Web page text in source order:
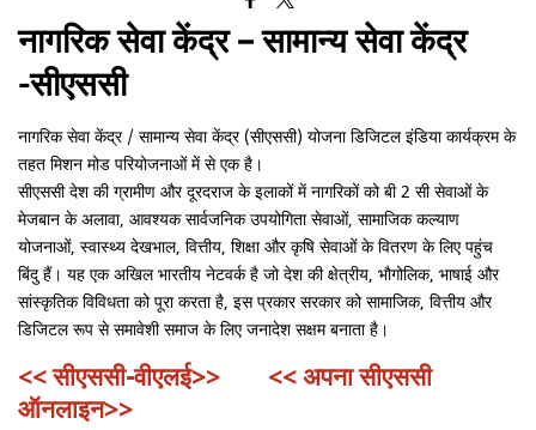
नागरिक सेवा केंद्र – सामान्य सेवा केंद्र
-सीएससी
नागरिक सेवा केंद्र/सामान्य सेवा केंद्र (सीएससी) योजना डिजिटल इंडिया कार्यक्रम के
तहत मिशन मोड परियोजनाओं में से एक है।
सीएससी देश की ग्रामीण और दूरदराज के इलाकों में नागरिकों को बी 2 सी सेवाओं के
मेजबान के अलावा, आवश्यक सार्वजनिक उपयोगिता सेवाओं, सामाजिक कल्याण
योजनाओं, स्वास्थ्य देखभाल, वित्तीय, शिक्षा और कृषि सेवाओं के वितरण के लिए पहुंच
बिंदु हैं। यह एक अखिल भारतीय नेटवर्क है जो देश की क्षेत्रीय, भौगोलिक, भाषाई और
सांस्कृतिक विविधता को पूरा करता है, इस प्रकार सरकार को सामाजिक, वित्तीय और
डिजिटल रूप से समावेशी समाज के लिए जनादेश सक्षम बनाता है।
<<सीएससी-वीएलई>> <<अपना सीएससी
ऑनलाइन>>